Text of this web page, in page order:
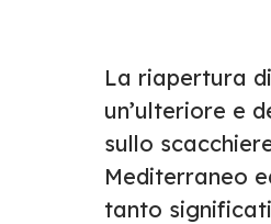
La riapertura
un’ulteriore e
sullo
Mediterraneo
tanto